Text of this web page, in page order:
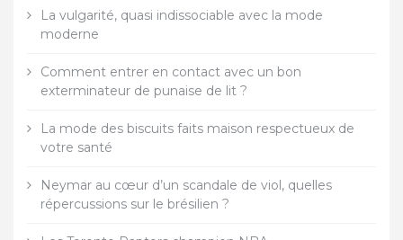
La vulgarité, quasi indissociable avec la mode
moderne
Comment entrer en contact avec un bon
exterminateur de punaise de lit ?
La mode des biscuits faits maison respectueux de
votre santé
Neymar au cœur d’un scandale de viol, quelles
répercussions sur le brésilien ?